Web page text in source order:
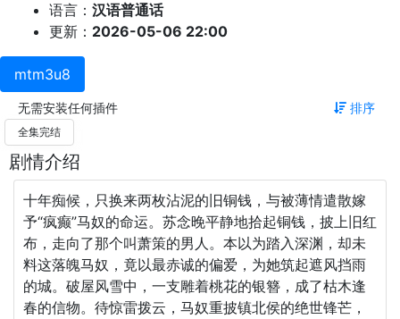
语言： 汉语普通话
更新： 2026-05-06 22:00
mtm3u8
无需安装任何插件 排序
全集完结
剧情介绍
十年痴候，只换来两枚沾泥的旧铜钱，与被薄情遣散嫁
予“疯癫”马奴的命运。苏念晚平静地拾起铜钱，披上旧红
布，走向了那个叫萧策的男人。本以为踏入深渊，却未
料这落魄马奴，竟以最赤诚的偏爱，为她筑起遮风挡雨
的城。破屋风雪中，一支雕着桃花的银簪，成了枯木逢
春的信物。待惊雷拨云，马奴重披镇北侯的绝世锋芒，